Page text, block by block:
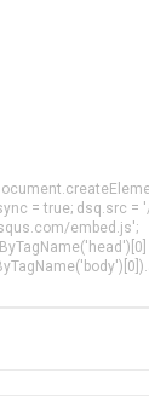
= true; dsq.src =
embed.js';
||